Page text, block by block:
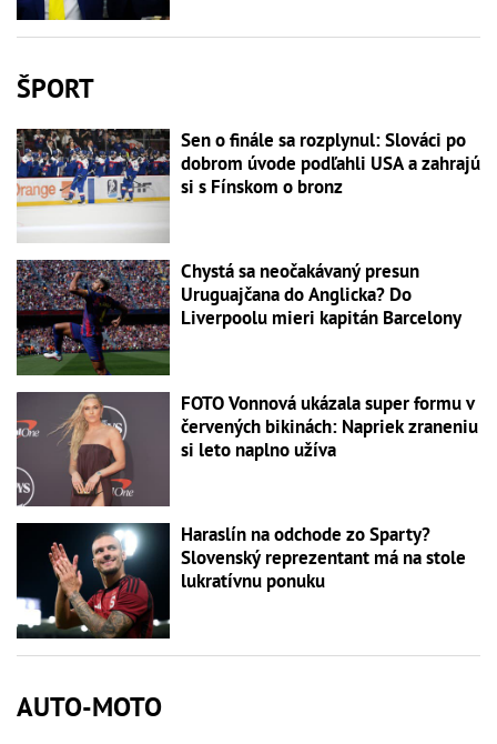
ŠPORT
Sen o finále sa rozplynul: Slováci po
dobrom úvode podľahli USA a zahrajú
si s Fínskom o bronz
Chystá sa neočakávaný presun
Uruguajčana do Anglicka? Do
Liverpoolu mieri kapitán Barcelony
FOTO Vonnová ukázala super formu v
červených bikinách: Napriek zraneniu
si leto naplno užíva
Haraslín na odchode zo Sparty?
Slovenský reprezentant má na stole
lukratívnu ponuku
AUTO-MOTO